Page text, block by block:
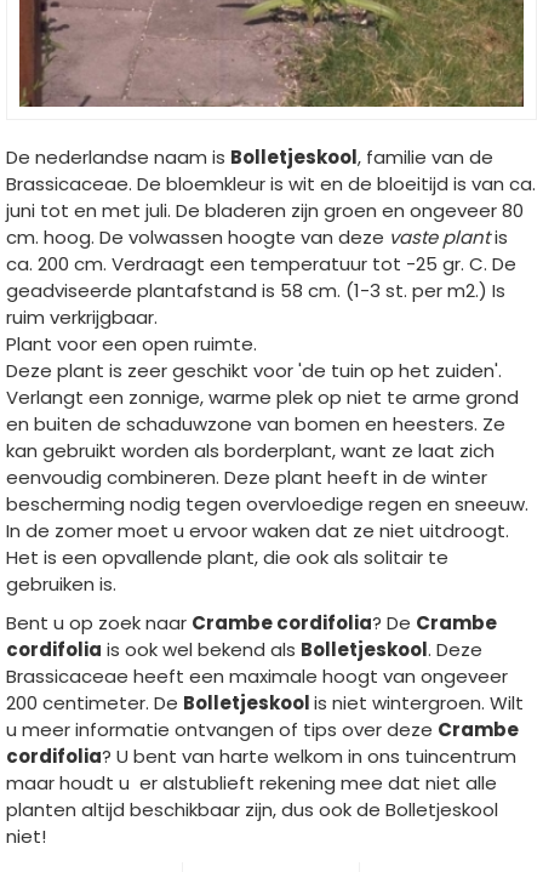
De nederlandse naam is Bolletjeskool, familie van de
Brassicaceae. De bloemkleur is wit en de bloeitijd is van ca.
juni tot en met juli. De bladeren zijn groen en ongeveer 80
cm. hoog. De volwassen hoogte van deze vaste plantis
ca. 200 cm. Verdraagt een temperatuur tot -25 gr. C. De
geadviseerde plantafstand is 58 cm. (1-3 st. per m2.) Is
ruim verkrijgbaar.
Plant voor een open ruimte.
Deze plant is zeer geschikt voor 'de tuin op het zuiden'.
Verlangt een zonnige, warme plek op niet te arme grond
en buiten de schaduwzone van bomen en heesters. Ze
kan gebruikt worden als borderplant, want ze laat zich
eenvoudig combineren. Deze plant heeft in de winter
bescherming nodig tegen overvloedige regen en sneeuw.
In de zomer moet u ervoor waken dat ze niet uitdroogt.
Het is een opvallende plant, die ook als solitair te
gebruiken is.
Bent u op zoek naar Crambe cordifolia? De Crambe
cordifolia is ook wel bekend als Bolletjeskool. Deze
Brassicaceae heeft een maximale hoogt van ongeveer
200 centimeter. De Bolletjeskoolis niet wintergroen. Wilt
u meer informatie ontvangen of tips over deze Crambe
cordifolia? U bent van harte welkom in ons tuincentrum
maar houdt u er alstublieft rekening mee dat niet alle
planten altijd beschikbaar zijn, dus ook de Bolletjeskool
niet!